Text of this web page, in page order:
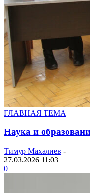
ГЛАВНАЯ ТЕМА
Наука и
Тимур Махалиев -
27.03.2026 11:03
0